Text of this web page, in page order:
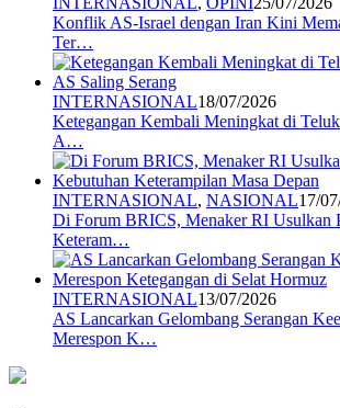
Konflik AS-Israel dengan Iran Kini
Ter…
INTERNASIONAL18/07/2026
Ketegangan Kembali Meningkat di
A…
INTERNASIONAL, NASIONAL17/
Di Forum BRICS, Menaker RI Usulkan
Keteram…
INTERNASIONAL13/07/2026
AS Lancarkan Gelombang Serangan
Merespon K…